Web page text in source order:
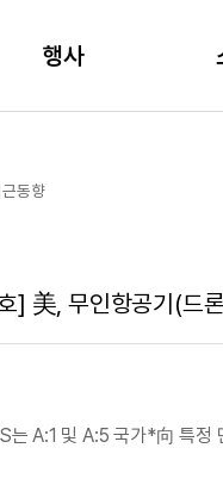
행사
동향
美, 무인항공기(드
는 A:1 및 A:5 국가*向 특